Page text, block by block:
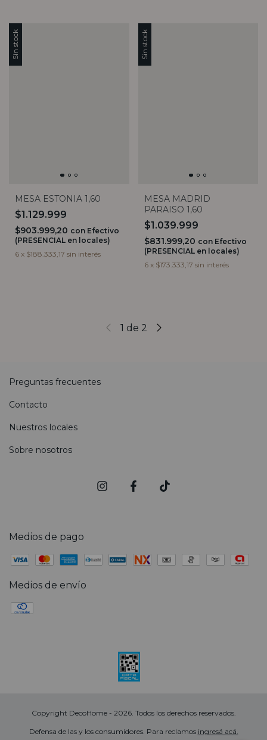
Sin stock
MESA ESTONIA 1,60
$1.129.999
$903.999,20 con Efectivo
(PRESENCIAL en locales)
6 x $188.333,17 sin interés
Sin stock
MESA MADRID
PARAISO 1,60
$1.039.999
$831.999,20 con Efectivo
(PRESENCIAL en locales)
6 x $173.333,17 sin interés
1 de 2
Preguntas frecuentes
Contacto
Nuestros locales
Sobre nosotros
Medios de pago
Medios de envío
Copyright DecoHome - 2026. Todos los derechos reservados.
Defensa de las y los consumidores. Para reclamos ingresá acá.